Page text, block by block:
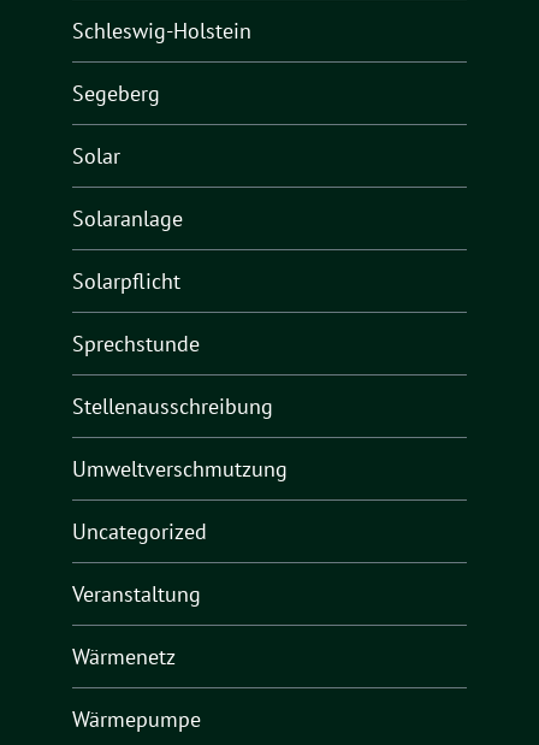
Schleswig-Holstein
Segeberg
Solar
Solaranlage
Solarpflicht
Sprechstunde
Stellenausschreibung
Umweltverschmutzung
Uncategorized
Veranstaltung
Wärmenetz
Wärmepumpe